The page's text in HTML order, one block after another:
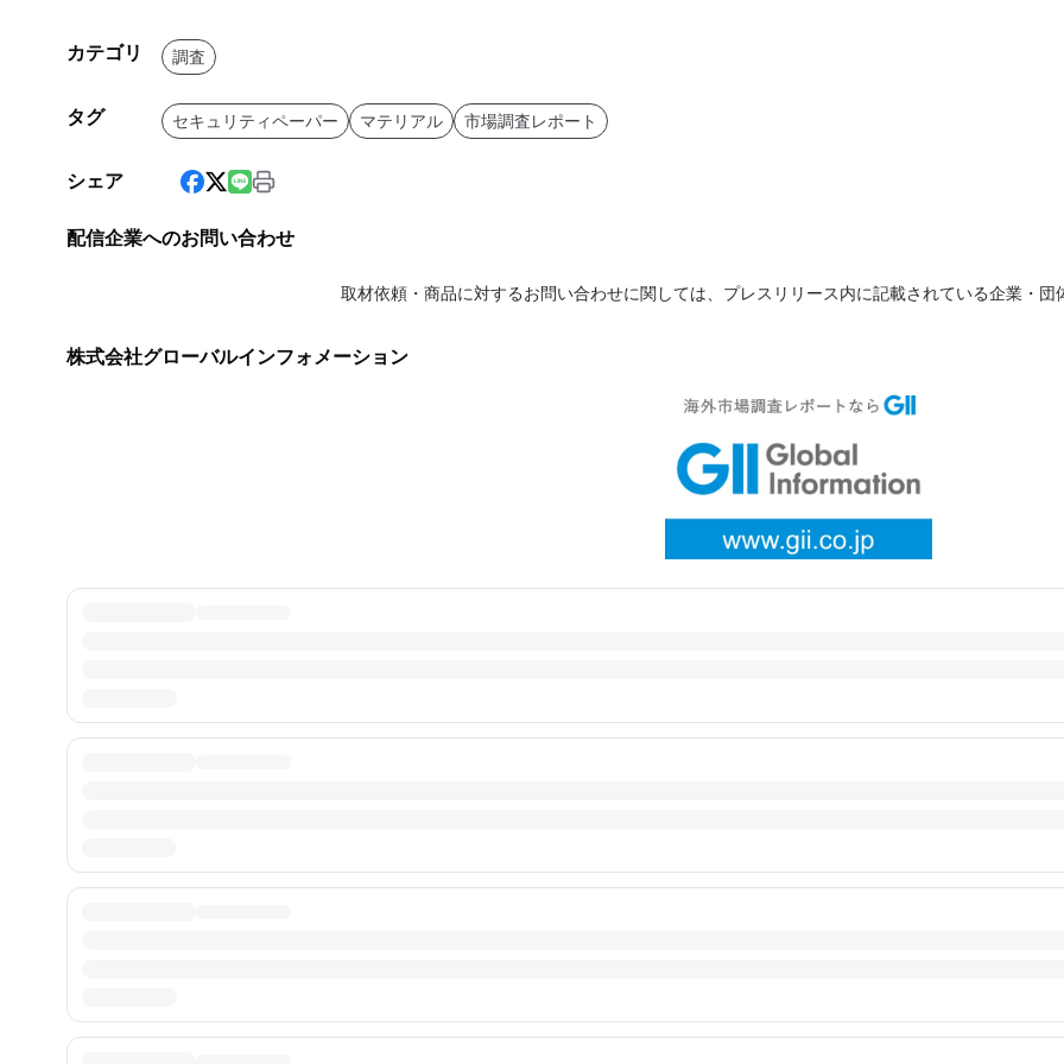
カテゴリ 調査
タグ セキュリティペーパー マテリアル 市場調査レポート
シェア
配信企業へのお問い合わせ
取材依頼・商品に対するお問い合わせに関しては、プレスリリース内に記載されている企業・団
株式会社グローバルインフォメーション